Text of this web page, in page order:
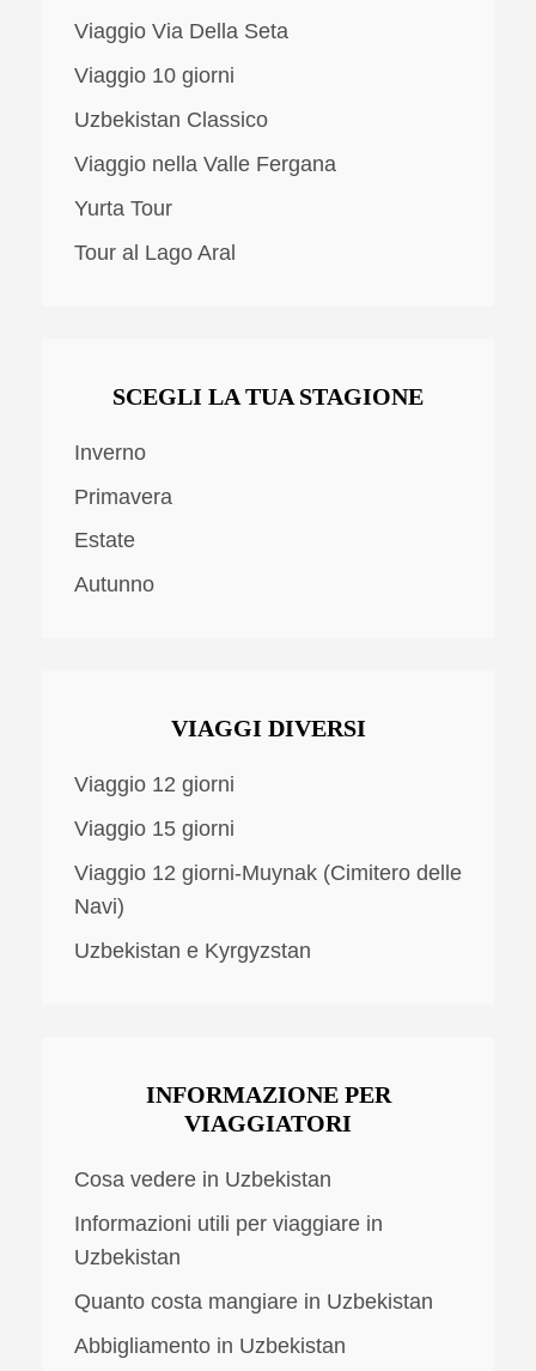
Viaggio Via Della Seta
Viaggio 10 giorni
Uzbekistan Classico
Viaggio nella Valle Fergana
Yurta Tour
Tour al Lago Aral
SCEGLI LA TUA STAGIONE
Inverno
Primavera
Estate
Autunno
VIAGGI DIVERSI
Viaggio 12 giorni
Viaggio 15 giorni
Viaggio 12 giorni-Muynak (Cimitero delle
Navi)
Uzbekistan e Kyrgyzstan
INFORMAZIONE PER
VIAGGIATORI
Cosa vedere in Uzbekistan
Informazioni utili per viaggiare in
Uzbekistan
Quanto costa mangiare in Uzbekistan
Abbigliamento in Uzbekistan